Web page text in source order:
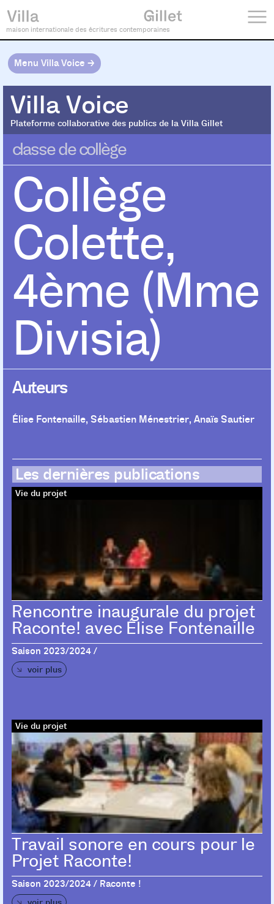
maison internationale des écritures contemporaines
Menu Villa Voice →
Villa Voice
Plateforme collaborative des publics de la Villa Gillet
Villa Voice
classe de collège
Collège
Colette,
4ème (Mme
Divisia)
Auteurs
Élise Fontenaille, Sébastien Ménestrier, Anaïs Sautier
Les dernières publications
Vie du projet
Rencontre inaugurale du projet
Raconte! avec Élise Fontenaille
Saison 2023/2024 /
voir plus
Vie du projet
Travail sonore en cours pour le
Projet Raconte!
Saison 2023/2024 / Raconte !